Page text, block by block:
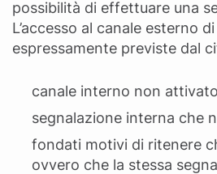
possibilità di effettuare una
L’accesso al canale esterno
espressamente previste dal
canale interno non
segnalazione interna che
fondati motivi di ritenere
ovvero che la stessa